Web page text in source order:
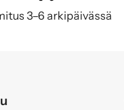
3–6 arkipäivässä